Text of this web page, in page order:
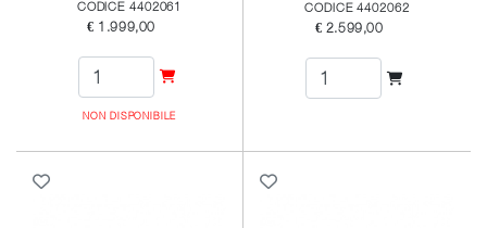
CODICE 4402061
€ 1.999,00
NON DISPONIBILE
CODICE 4402062
€ 2.599,00